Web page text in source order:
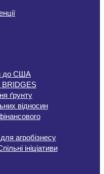
до США
BRIDGES
ґрунту
відносин
агробізнесу
ініціативи